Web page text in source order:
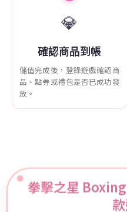
💎
確認商品到帳
儲值完成後，登錄遊戲確認商
品、點券或禮包是否已成功發
放。
拳擊之星